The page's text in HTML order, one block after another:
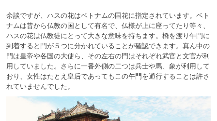
余談ですが、ハスの花はベトナムの国花に指定されています。ベト
ナムは昔から仏教の国として有名で、仏様が上に座ってたり等々、
ハスの花は仏教徒にとって大きな意味を持ちます。橋を渡り午門に
到着すると門が５つに分かれていることが確認できます。真ん中の
門は皇帝や各国の大使ら、その左右の門はそれぞれ武官と文官が利
用していました。さらに一番外側の二つは兵士や馬、象が利用して
おり、女性はたとえ皇后であってもこの午門を通行することは許さ
れていませんでした。